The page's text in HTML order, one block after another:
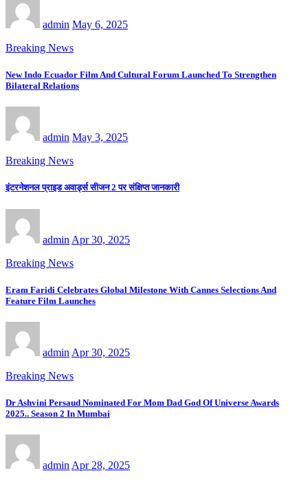
admin May 6, 2025
Breaking News
New Indo Ecuador Film And Cultural Forum Launched To Strengthen
Bilateral Relations
admin May 3, 2025
Breaking News
इंटरनेशनल प्राइड अवार्ड्स सीजन 2 पर संक्षिप्त जानकारी
admin Apr 30, 2025
Breaking News
Eram Faridi Celebrates Global Milestone With Cannes Selections And
Feature Film Launches
admin Apr 30, 2025
Breaking News
Dr Ashvini Persaud Nominated For Mom Dad God Of Universe Awards
2025.. Season 2 In Mumbai
admin Apr 28, 2025